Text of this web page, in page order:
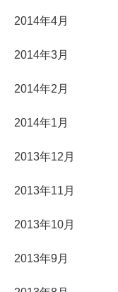
2014年4月
2014年3月
2014年2月
2014年1月
2013年12月
2013年11月
2013年10月
2013年9月